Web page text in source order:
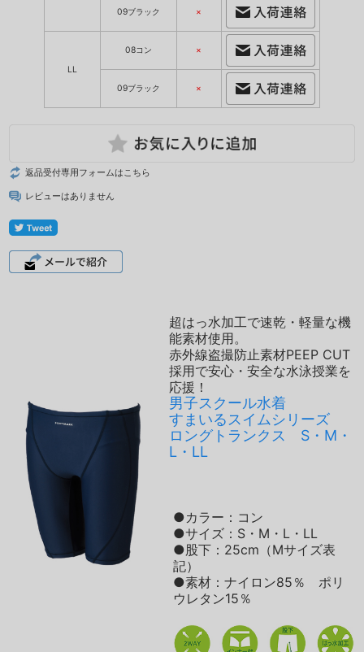
09ブラック ×
LL
08コン ×
09ブラック ×
返品受付専用フォームはこちら
レビューはありません
超はっ水加工で速乾・軽量な機
能素材使用。
赤外線盗撮防止素材PEEP CUT
採用で安心・安全な水泳授業を
応援！
男子スクール水着
すまいるスイムシリーズ
ロングトランクス S・M・
L・LL
●カラー：コン
●サイズ：S・M・L・LL
●股下：25cm（Mサイズ表
記）
●素材：ナイロン85％ ポリ
ウレタン15％